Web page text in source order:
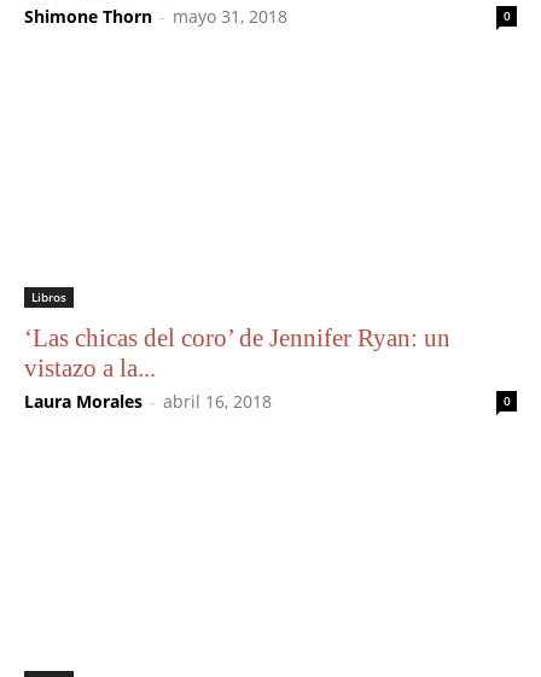
Shimone Thorn - mayo 31, 2018 0
Libros
‘Las chicas del coro’ de Jennifer Ryan: un
vistazo a la...
Laura Morales - abril 16, 2018 0